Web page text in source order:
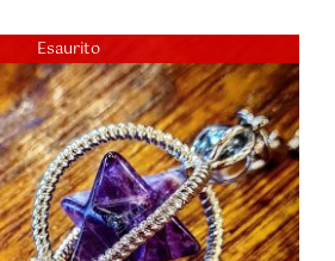
Esaurito